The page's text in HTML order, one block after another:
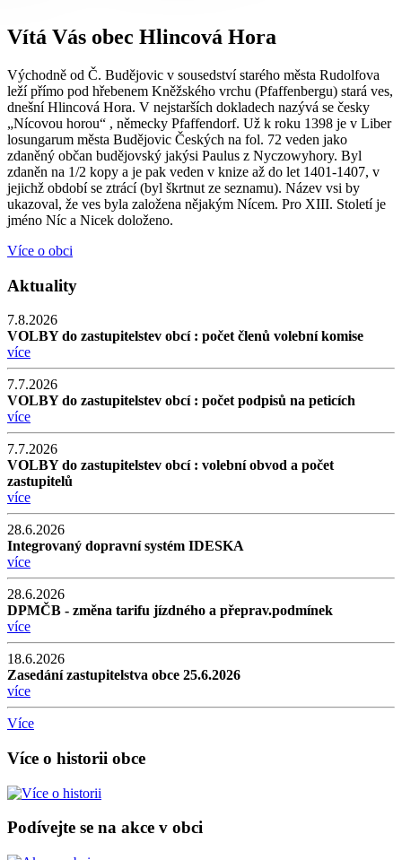
Vítá Vás obec Hlincová Hora
Východně od Č. Budějovic v sousedství starého města Rudolfova
leží přímo pod hřebenem Kněžského vrchu (Pfaffenbergu) stará ves,
dnešní Hlincová Hora. V nejstarších dokladech nazývá se česky
„Nícovou horou“ , německy Pfaffendorf. Už k roku 1398 je v Liber
losungarum města Budějovic Českých na fol. 72 veden jako
zdaněný občan budějovský jakýsi Paulus z Nyczowyhory. Byl
zdaněn na 1/2 kopy a je pak veden v knize až do let 1401-1407, v
jejichž období se ztrácí (byl škrtnut ze seznamu). Název vsi by
ukazoval, že ves byla založena nějakým Nícem. Pro XIII. Století je
jméno Níc a Nicek doloženo.
Více o obci
Aktuality
7.8.2026
VOLBY do zastupitelstev obcí : počet členů volební komise
více
7.7.2026
VOLBY do zastupitelstev obcí : počet podpisů na peticích
více
7.7.2026
VOLBY do zastupitelstev obcí : volební obvod a počet
zastupitelů
více
28.6.2026
Integrovaný dopravní systém IDESKA
více
28.6.2026
DPMČB - změna tarifu jízdného a přeprav.podmínek
více
18.6.2026
Zasedání zastupitelstva obce 25.6.2026
více
Více
Více o historii obce
Podívejte se na akce v obci